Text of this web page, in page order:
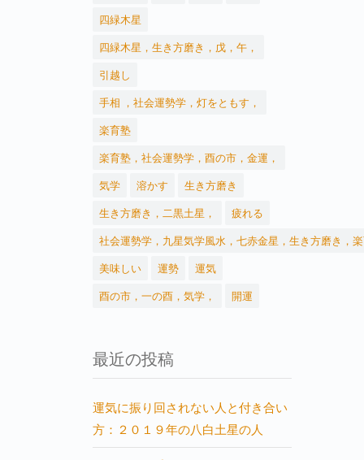
四緑木星
四緑木星，生き方磨き，戊，午，
引越し
手相 ，社会運勢学，灯をともす，
楽育塾
楽育塾，社会運勢学，酉の市，金運，
気学
溶かす
生き方磨き
生き方磨き，二黒土星，
疲れる
社会運勢学，九星気学風水，七赤金星，生き方磨き，
美味しい
運勢
運気
酉の市，一の酉，気学，
開運
最近の投稿
運気に振り回されない人と付き合い
方：２０１９年の八白土星の人